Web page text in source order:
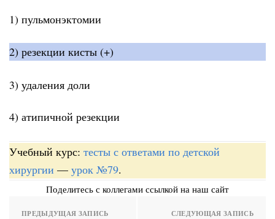
1) пульмонэктомии
2) резекции кисты (+)
3) удаления доли
4) атипичной резекции
Учебный курс: тесты с ответами по детской
хирургии — урок №79.
Поделитесь с коллегами ссылкой на наш сайт
ПРЕДЫДУЩАЯ ЗАПИСЬ СЛЕДУЮЩАЯ ЗАПИСЬ